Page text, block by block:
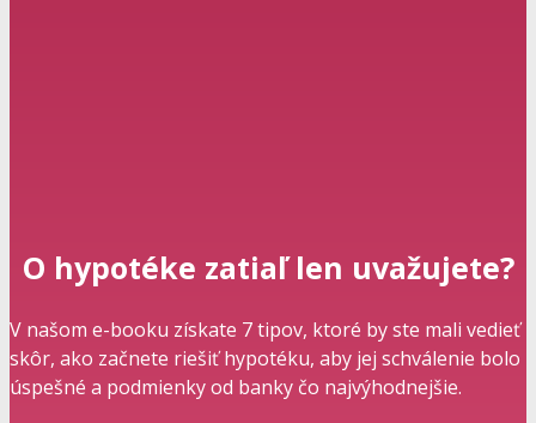
O hypotéke zatiaľ len uvažujete?
V našom e-booku získate 7 tipov, ktoré by ste mali vedieť
skôr, ako začnete riešiť hypotéku, aby jej schválenie bolo
úspešné a podmienky od banky čo najvýhodnejšie.